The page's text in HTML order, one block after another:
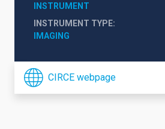
INSTRUMENT
INSTRUMENT TYPE
IMAGING
CIRCE webpage